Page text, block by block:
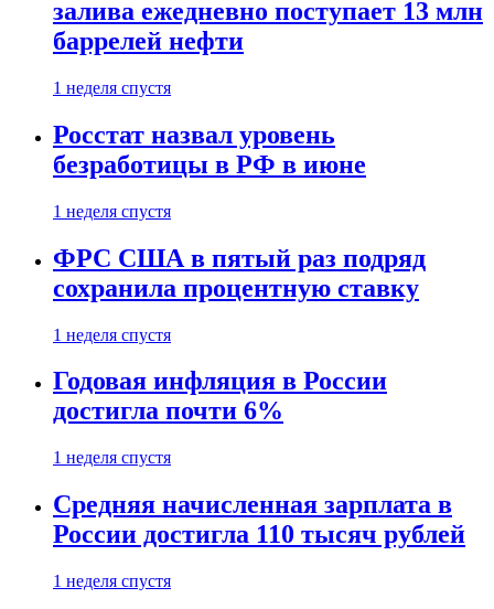
залива ежедневно поступает 13 млн
баррелей нефти
1 неделя спустя
Росстат назвал уровень
безработицы в РФ в июне
1 неделя спустя
ФРС США в пятый раз подряд
сохранила процентную ставку
1 неделя спустя
Годовая инфляция в России
достигла почти 6%
1 неделя спустя
Средняя начисленная зарплата в
России достигла 110 тысяч рублей
1 неделя спустя